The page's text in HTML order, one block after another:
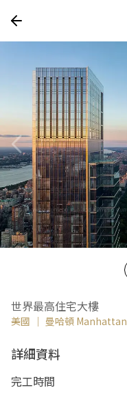
世界最高住宅大樓
美國 ｜ 曼哈頓 Manhattan
詳細資料
完工時間